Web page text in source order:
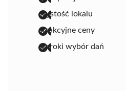
czystość lokalu
atrakcyjne ceny
szeroki wybór dań